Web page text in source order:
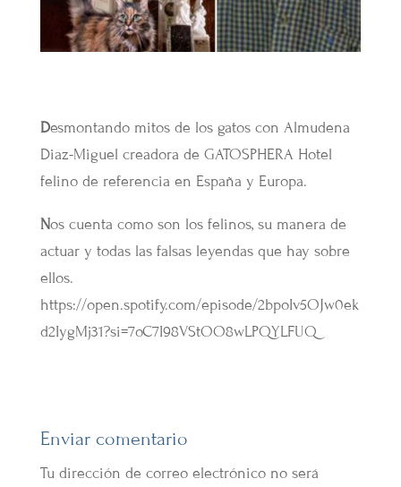
Desmontando mitos de los gatos con Almudena
Diaz-Miguel creadora de GATOSPHERA Hotel
felino de referencia en España y Europa.
Nos cuenta como son los felinos, su manera de
actuar y todas las falsas leyendas que hay sobre
ellos.
https://open.spotify.com/episode/2bpoIv5OJw0ek
d2IygMj31?si=7oC7I98VStOO8wLPQYLFUQ
Enviar comentario
Tu dirección de correo electrónico no será